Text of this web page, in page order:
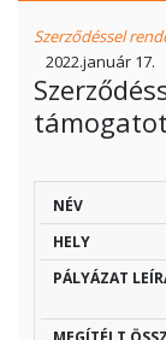
Szerződéssel
2022.január 17.
NÉV